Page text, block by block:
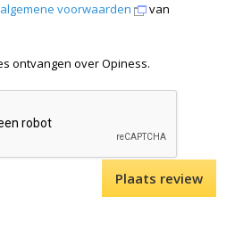
algemene voorwaarden
van
ontvangen over Opiness.